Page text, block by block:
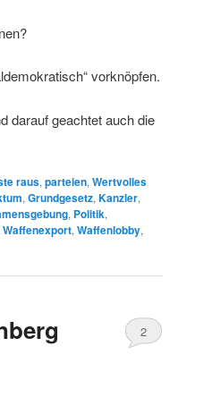
vorknöpfen.
darauf geachtet auch die
raus, parteien, Wertvolles
, Grundgesetz, Kanzler,
, Politik,
Waffenexport, Waffenlobby,
2